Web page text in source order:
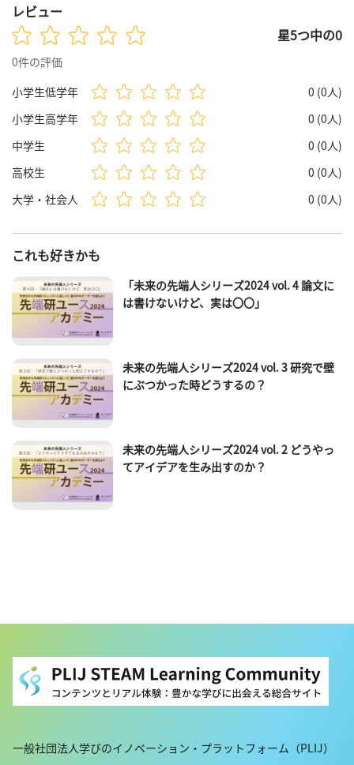
レビュー
星5つ中の0
0件の評価
小学生低学年
0 (0人)
小学生高学年
0 (0人)
中学生
0 (0人)
高校生
0 (0人)
大学・社会人
0 (0人)
これも好きかも
「未来の先端人シリーズ2024 vol. 4 論文に
は書けないけど、実は〇〇」
未来の先端人シリーズ2024 vol. 3 研究で壁
にぶつかった時どうするの？
未来の先端人シリーズ2024 vol. 2 どうやっ
てアイデアを生み出すのか？
一般社団法人学びのイノベーション・プラットフォーム（PLIJ）